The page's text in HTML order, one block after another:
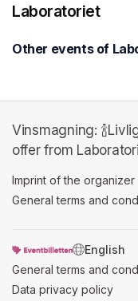
Laboratoriet
Other events of
Vinsmagning:
offer from
Imprint of the organizer
General terms and
SWITCH
General terms and
Data privacy policy